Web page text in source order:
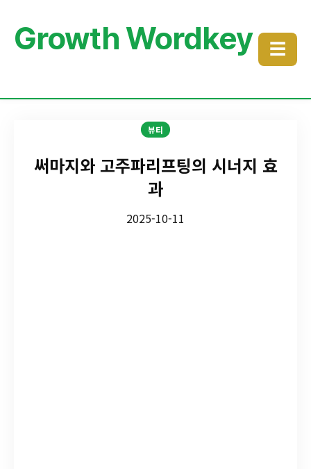
Growth Wordkey ☰
뷰티
써마지와 고주파리프팅의 시너지 효
과
2025-10-11